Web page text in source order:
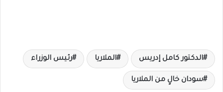
الدكتور كامل إدريس الملاريا رئيس الوزراء
سودان خالٍ من الملاريا